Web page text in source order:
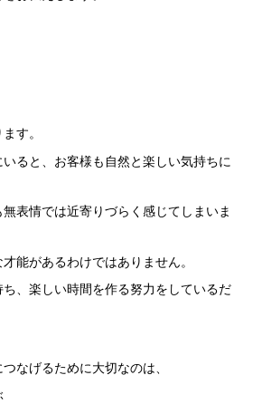
す。
ると、お客様も自然と楽しい気持ちに
表情では近寄りづらく感じてしまいま
能があるわけではありません。
、楽しい時間を作る努力をしているだ
なげるために大切なのは、